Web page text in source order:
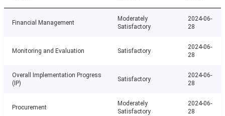
Financial Management
Moderately
Satisfactory
2024-06-
28
Monitoring and Evaluation Satisfactory
2024-06-
28
Overall Implementation Progress
(IP)
Satisfactory
2024-06-
28
Procurement
Moderately
Satisfactory
2024-06-
28